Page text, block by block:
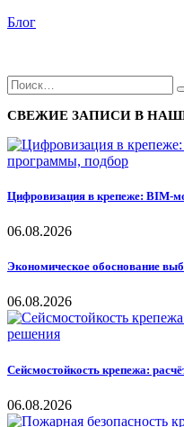
Блог
СВЕЖИЕ ЗАПИСИ В
Цифровизация в крепеже: BIM-
06.08.2026
Экономическое обоснование
06.08.2026
Сейсмостойкость крепежа:
06.08.2026